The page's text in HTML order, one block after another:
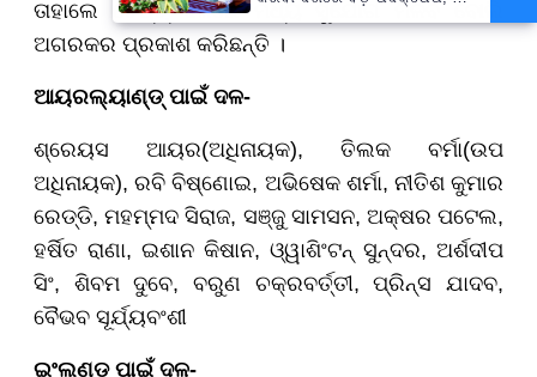
ତାହାଲେ ଟେଷ୍ଟ୍ ଦଳରେ ମଧ୍ୟ ସୁଯୋଗ ମିଳିବ ବୋଲି
ଅଗରକର ପ୍ରକାଶ କରିଛନ୍ତି ।
ଆୟରଲ୍ୟାଣ୍ଡ୍ ପାଇଁ ଦଳ-
ଶ୍ରେୟସ ଆୟର(ଅଧିନାୟକ), ତିଲକ ବର୍ମା(ଉପ
ଅଧିନାୟକ), ରବି ବିଷ୍ଣୋଇ, ଅଭିଷେକ ଶର୍ମା, ନୀତିଶ କୁମାର
ରେଡ୍ଡି, ମହମ୍ମଦ ସିରାଜ, ସଞ୍ଜୁ ସାମସନ, ଅକ୍ଷର ପଟେଲ,
ହର୍ଷିତ ରାଣା, ଇଶାନ କିଷାନ, ଓ୍ୱାଶିଂଟନ୍ ସୁନ୍ଦର, ଅର୍ଶଦୀପ
ସିଂ, ଶିବମ ଦୁବେ, ବରୁଣ ଚକ୍ରବର୍ତ୍ତୀ, ପ୍ରିନ୍ସ ଯାଦବ,
ବୈଭବ ସୂର୍ଯ୍ୟବଂଶୀ
ଇଂଲଣ୍ଡ ପାଇଁ ଦଳ-